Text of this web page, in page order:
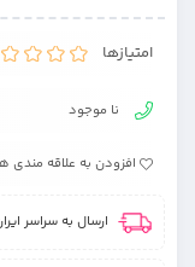
امتیازها
نا موجود
افزودن به علاقه مندی
ارسال به سراسر